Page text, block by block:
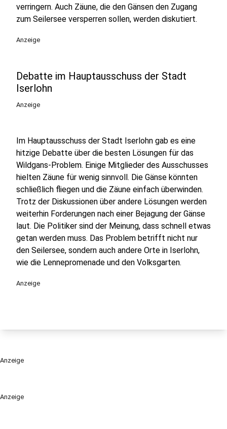
Anzeige
verringern. Auch Zäune, die den Gänsen den Zugang
zum Seilersee versperren sollen, werden diskutiert.
Anzeige
Debatte im Hauptausschuss der Stadt
Iserlohn
Anzeige
Im Hauptausschuss der Stadt Iserlohn gab es eine
hitzige Debatte über die besten Lösungen für das
Wildgans-Problem. Einige Mitglieder des Ausschusses
hielten Zäune für wenig sinnvoll. Die Gänse könnten
schließlich fliegen und die Zäune einfach überwinden.
Trotz der Diskussionen über andere Lösungen werden
weiterhin Forderungen nach einer Bejagung der Gänse
laut. Die Politiker sind der Meinung, dass schnell etwas
getan werden muss. Das Problem betrifft nicht nur
den Seilersee, sondern auch andere Orte in Iserlohn,
wie die Lennepromenade und den Volksgarten.
Anzeige
Anzeige